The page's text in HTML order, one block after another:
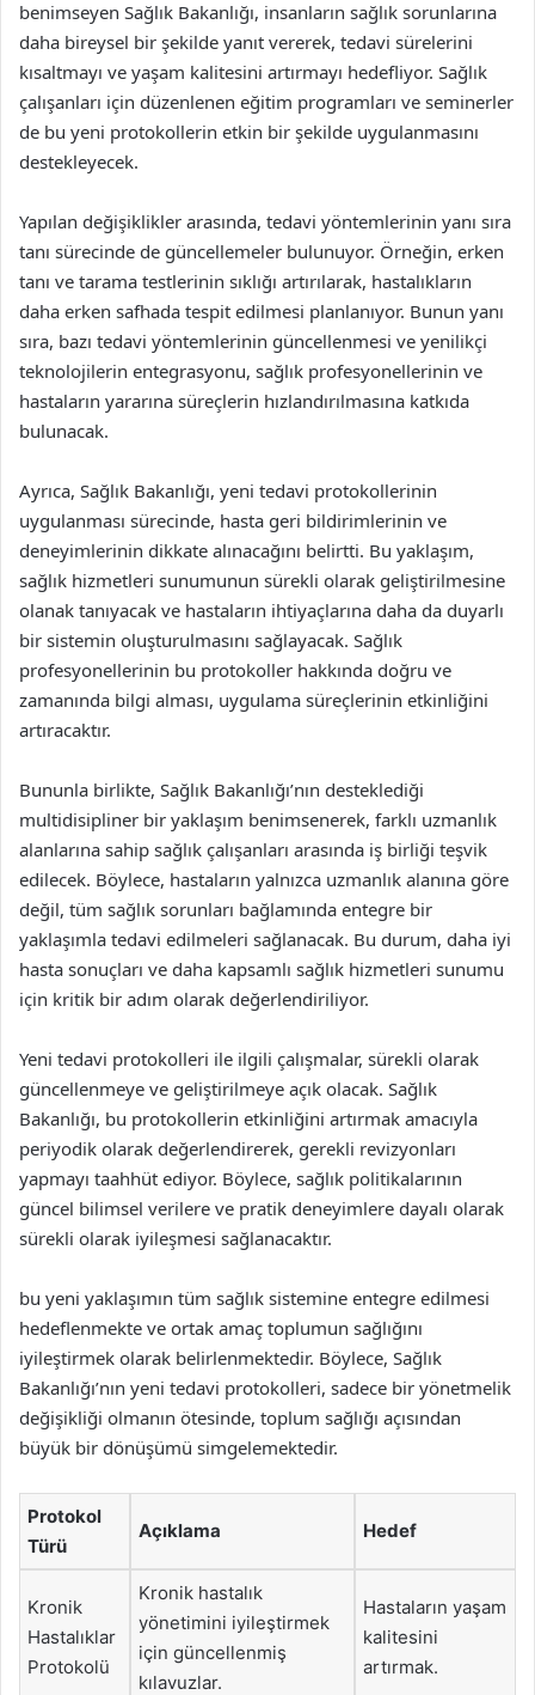
benimseyen Sağlık Bakanlığı, insanların sağlık sorunlarına
daha bireysel bir şekilde yanıt vererek, tedavi sürelerini
kısaltmayı ve yaşam kalitesini artırmayı hedefliyor. Sağlık
çalışanları için düzenlenen eğitim programları ve seminerler
de bu yeni protokollerin etkin bir şekilde uygulanmasını
destekleyecek.
Yapılan değişiklikler arasında, tedavi yöntemlerinin yanı sıra
tanı sürecinde de güncellemeler bulunuyor. Örneğin, erken
tanı ve tarama testlerinin sıklığı artırılarak, hastalıkların
daha erken safhada tespit edilmesi planlanıyor. Bunun yanı
sıra, bazı tedavi yöntemlerinin güncellenmesi ve yenilikçi
teknolojilerin entegrasyonu, sağlık profesyonellerinin ve
hastaların yararına süreçlerin hızlandırılmasına katkıda
bulunacak.
Ayrıca, Sağlık Bakanlığı, yeni tedavi protokollerinin
uygulanması sürecinde, hasta geri bildirimlerinin ve
deneyimlerinin dikkate alınacağını belirtti. Bu yaklaşım,
sağlık hizmetleri sunumunun sürekli olarak geliştirilmesine
olanak tanıyacak ve hastaların ihtiyaçlarına daha da duyarlı
bir sistemin oluşturulmasını sağlayacak. Sağlık
profesyonellerinin bu protokoller hakkında doğru ve
zamanında bilgi alması, uygulama süreçlerinin etkinliğini
artıracaktır.
Bununla birlikte, Sağlık Bakanlığı’nın desteklediği
multidisipliner bir yaklaşım benimsenerek, farklı uzmanlık
alanlarına sahip sağlık çalışanları arasında iş birliği teşvik
edilecek. Böylece, hastaların yalnızca uzmanlık alanına göre
değil, tüm sağlık sorunları bağlamında entegre bir
yaklaşımla tedavi edilmeleri sağlanacak. Bu durum, daha iyi
hasta sonuçları ve daha kapsamlı sağlık hizmetleri sunumu
için kritik bir adım olarak değerlendiriliyor.
Yeni tedavi protokolleri ile ilgili çalışmalar, sürekli olarak
güncellenmeye ve geliştirilmeye açık olacak. Sağlık
Bakanlığı, bu protokollerin etkinliğini artırmak amacıyla
periyodik olarak değerlendirerek, gerekli revizyonları
yapmayı taahhüt ediyor. Böylece, sağlık politikalarının
güncel bilimsel verilere ve pratik deneyimlere dayalı olarak
sürekli olarak iyileşmesi sağlanacaktır.
bu yeni yaklaşımın tüm sağlık sistemine entegre edilmesi
hedeflenmekte ve ortak amaç toplumun sağlığını
iyileştirmek olarak belirlenmektedir. Böylece, Sağlık
Bakanlığı’nın yeni tedavi protokolleri, sadece bir yönetmelik
değişikliği olmanın ötesinde, toplum sağlığı açısından
büyük bir dönüşümü simgelemektedir.
Protokol
Türü
Açıklama Hedef
Kronik
Hastalıklar
Protokolü
Kronik hastalık
yönetimini iyileştirmek
için güncellenmiş
kılavuzlar.
Hastaların yaşam
kalitesini
artırmak.